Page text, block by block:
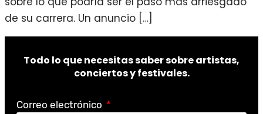
de su carrera. Un anuncio […]
Todo lo que necesitas saber sobre artistas,
conciertos y festivales.
Correo electrónico